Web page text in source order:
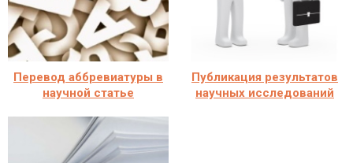
Перевод аббревиатуры в
научной статье
Публикация результатов
научных исследований